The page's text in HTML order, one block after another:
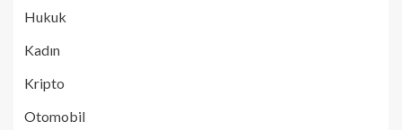
Hukuk
Kadın
Kripto
Otomobil